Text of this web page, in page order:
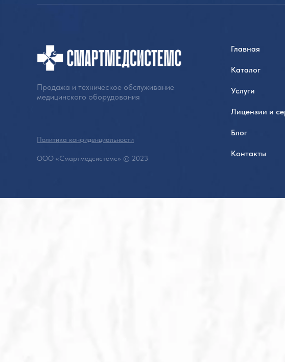
Продажа и техническое обслуживание
медицинского оборудования
Политика конфиденциальности
ООО «Смартмедсистемс» © 2023
Главная
Каталог
Услуги
Лицензии и
Блог
Контакты